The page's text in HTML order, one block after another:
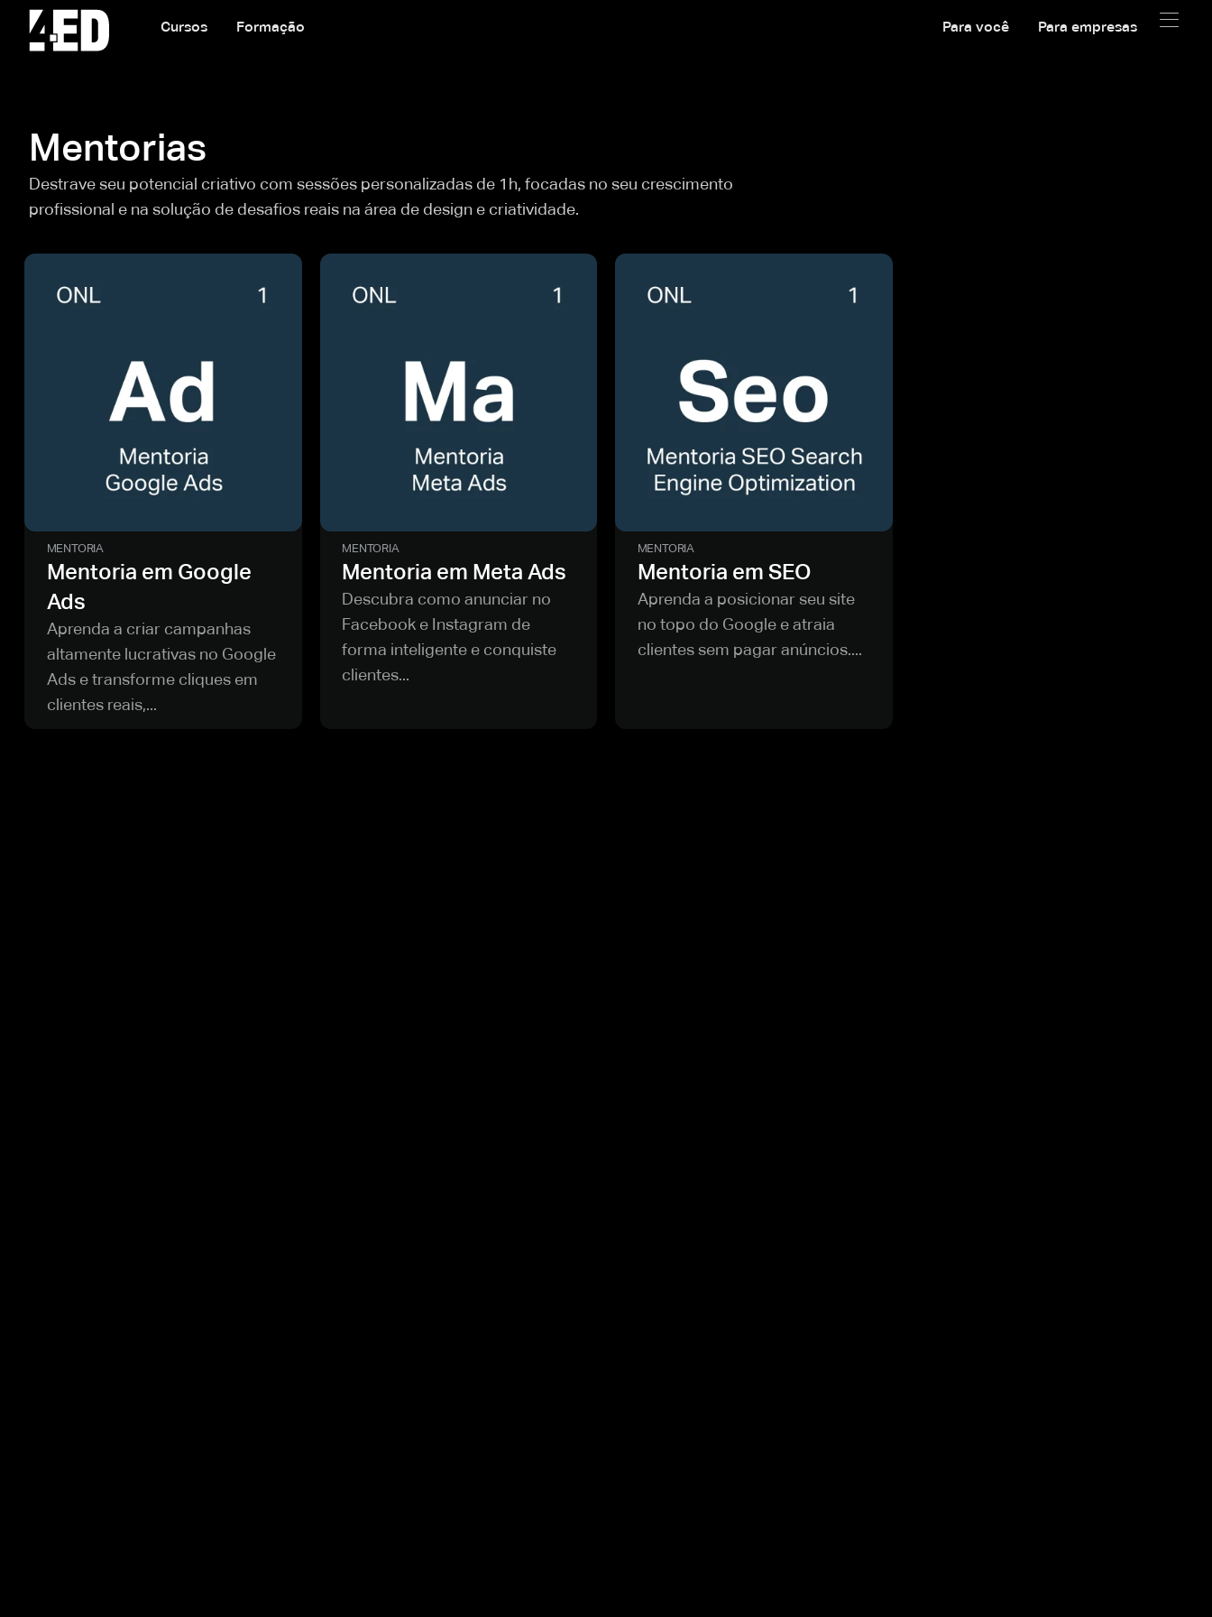
Cursos Formação Para você Para empresas
Mentorias
Destrave seu potencial criativo com sessões personalizadas de 1h, focadas no seu crescimento
profissional e na solução de desafios reais na área de design e criatividade.
MENTORIA
Mentoria em Google
Ads
Aprenda a criar campanhas
altamente lucrativas no Google
Ads e transforme cliques em
clientes reais,...
MENTORIA
Mentoria em Meta Ads
Descubra como anunciar no
Facebook e Instagram de
forma inteligente e conquiste
clientes...
MENTORIA
Mentoria em SEO
Aprenda a posicionar seu site
no topo do Google e atraia
clientes sem pagar anúncios....